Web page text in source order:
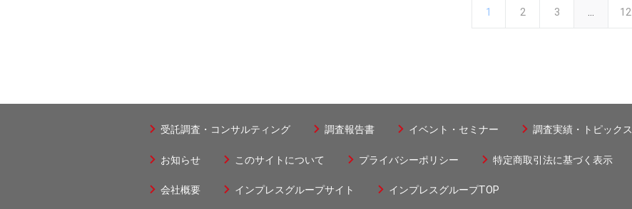
カ
ー
1 ペ
2 ペ
3 … 最
12
ッ
タ
受託調査・コンサルティング 調査報告書 イベント・セミナー 調査実績・トピックス
ッ
お知らせ このサイトについて プライバシーポリシー 特定商取引法に基づく表示
会社概要 インプレスグループサイト インプレスグループTOP